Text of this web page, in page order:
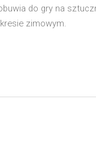
do gry na
zimowym.